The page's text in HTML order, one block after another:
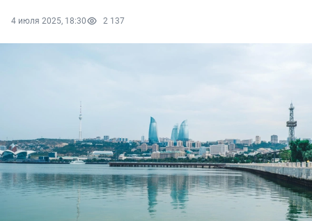
4 июля 2025, 18:30 2 137